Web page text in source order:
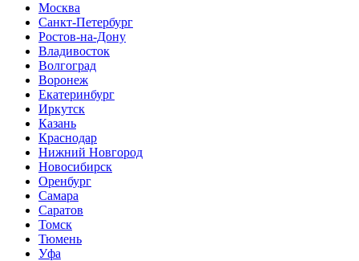
Москва
Санкт-Петербург
Ростов-на-Дону
Владивосток
Волгоград
Воронеж
Екатеринбург
Иркутск
Казань
Краснодар
Нижний Новгород
Новосибирск
Оренбург
Самара
Саратов
Томск
Тюмень
Уфа